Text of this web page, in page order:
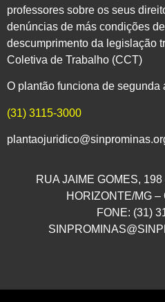
professores sobre os seus
denúncias de más condições
descumprimento da legislação
Coletiva de Trabalho (CCT)
O plantão funciona de segunda
(31) 3115-3000
RUA JAIME GOMES,
HORIZONTE/MG
FONE: (31)